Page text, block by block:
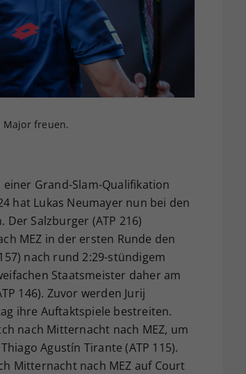
Major freuen.
Grand-Slam-Qualifikation
hat Lukas Neumayer nun bei den
Salzburger (ATP 216)
MEZ in der ersten Runde den
nach rund 2:29-stündigem
Staatsmeister daher am
146). Zuvor werden Jurij
ihre Auftaktspiele bestreiten.
nach Mitternacht nach MEZ, um
Agustín Tirante (ATP 115).
Mitternacht nach MEZ auf Court
vorgenommen Einstellungen, falls der
Betreiber dies eingestellt hat.